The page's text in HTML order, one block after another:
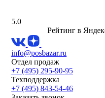
5.0
Рейтинг в
info@posbazar.ru
Отдел продаж
+7 (495) 295-90-95
Техподдержка
+7 (495) 843-54-46